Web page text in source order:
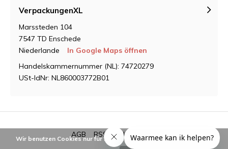
VerpackungenXL
Marssteden 104
7547 TD Enschede
Niederlande
In Google Maps öffnen
Handelskammernummer (NL): 74720279
USt-IdNr: NL860003772B01
AGB RSS feed Sitemap
Wir benutzen Cookies nur für interne Zwecke um den Webshop zu